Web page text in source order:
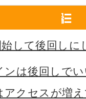
して後回しに
ンは後回しで
アクセスが増